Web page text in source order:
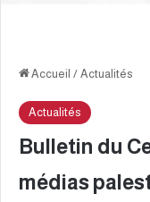
Accueil / Actualités
Actualités
Bulletin du
médias